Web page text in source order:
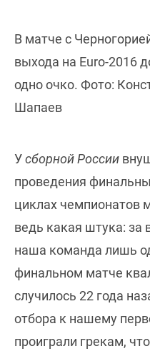
В матче с
выхода на Euro-2016
одно очко. Фото:
Шапаев
Усборной России
проведения
циклах чемпионатов
ведь какая штука: за
наша команда лишь
финальном матче
случилось 22 года
отбора к нашему
проиграли грекам,